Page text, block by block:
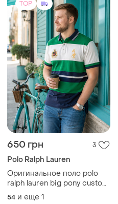
TOP
650 грн 3
Polo Ralph Lauren
Оригинальное поло polo
ralph lauren big pony custom
slim fit xxl
54 и еще 1